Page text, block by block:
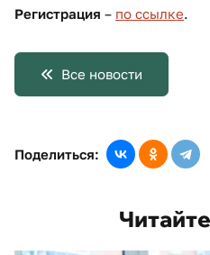
Регистрация – по ссылке.
Все новости
Поделиться: